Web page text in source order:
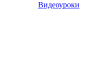
Видеоуроки